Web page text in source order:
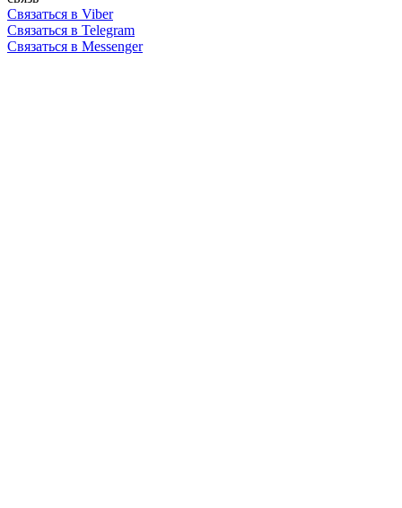
Связаться в Viber
Связаться в Telegram
Связаться в Messenger